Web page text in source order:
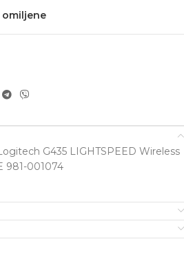
omiljene
G435 LIGHTSPEED Wireless
981-001074